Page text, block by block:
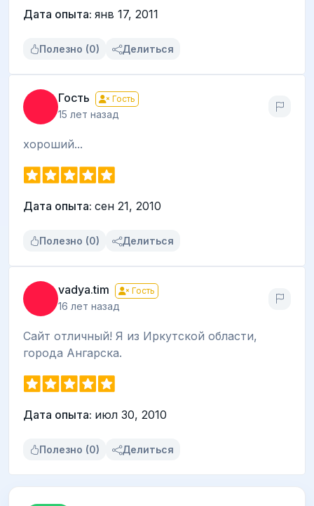
Дата опыта: янв 17, 2011
Полезно (0) Делиться
Гость Гость
15 лет назад
хороший...
Дата опыта: сен 21, 2010
Полезно (0) Делиться
vadya.tim Гость
16 лет назад
Сайт отличный! Я из Иркутской области,
города Ангарска.
Дата опыта: июл 30, 2010
Полезно (0) Делиться